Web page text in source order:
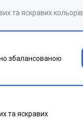
та яскравих кольорів
збалансованою
та яскравих